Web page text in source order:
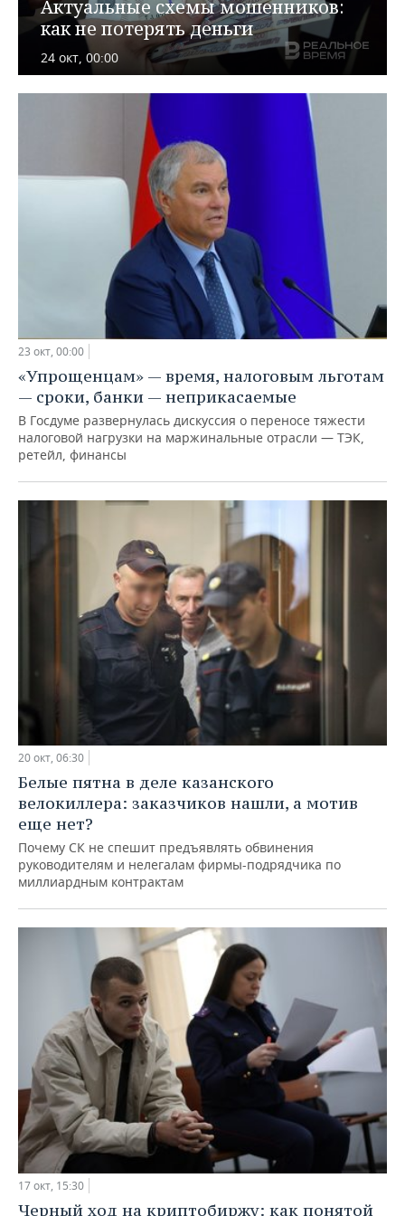
ХОККЕЙ С МЯЧОМ
ПРОИСШЕСТВИЯ
Актуальные схемы мошенников:
как не потерять деньги
24 окт, 00:00
23 окт, 00:00
«Упрощенцам» — время, налоговым льготам
— сроки, банки — неприкасаемые
В Госдуме развернулась дискуссия о переносе тяжести
налоговой нагрузки на маржинальные отрасли — ТЭК,
ретейл, финансы
20 окт, 06:30
Белые пятна в деле казанского
велокиллера: заказчиков нашли, а мотив
еще нет?
Почему СК не спешит предъявлять обвинения
руководителям и нелегалам фирмы-подрядчика по
миллиардным контрактам
17 окт, 15:30
Черный ход на криптобиржу: как понятой